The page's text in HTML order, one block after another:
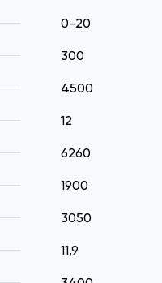
0-20
300
4500
12
6260
1900
3050
11,9